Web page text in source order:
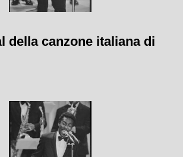
della canzone italiana di